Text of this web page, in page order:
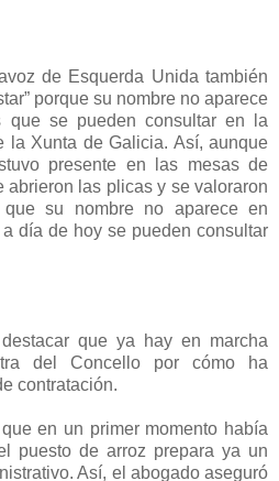
de Esquerda Unida también
porque su nombre no aparece
se pueden consultar en la
la Xunta de Galicia. Así, aunque
presente en las mesas de
abrieron las plicas y se valoraron
su nombre no aparece en
día de hoy se pueden consultar
que ya hay en marcha
del Concello por cómo ha
contratación.
en un primer momento había
puesto de arroz prepara ya un
Así, el abogado aseguró